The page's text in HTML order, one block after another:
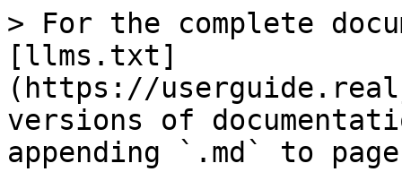
> For the complete
[llms.txt]
(https://
versions of
appending `.md` to